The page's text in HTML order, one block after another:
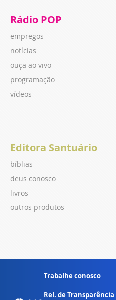
Rádio POP
empregos
notícias
ouça ao vivo
programação
vídeos
Editora Santuário
bíblias
deus conosco
livros
outros produtos
Trabalhe conosco
Rel. de Transparência